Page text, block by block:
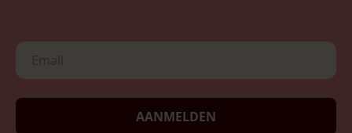
AANMELDEN